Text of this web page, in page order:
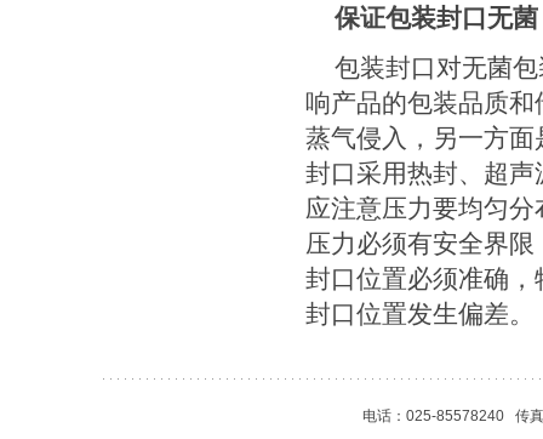
保证包装封口无菌
包装封口对无菌
响产品的包装品质
蒸气侵入，另一方
封口采用热封、超
应注意压力要均匀
压力必须有安全界
封口位置必须准确
封口位置发生偏差。
电话：025-85578240 传